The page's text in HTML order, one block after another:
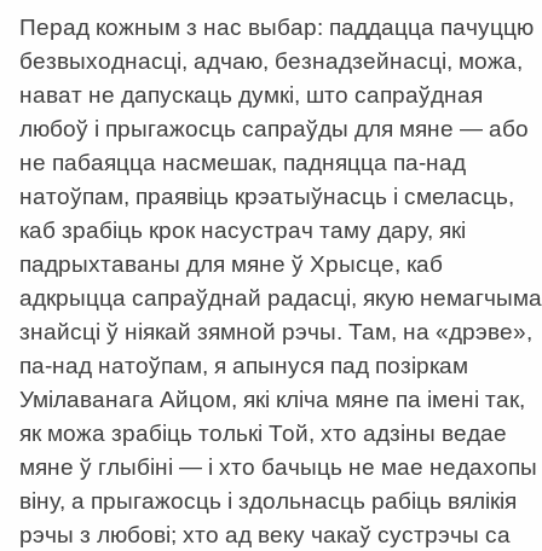
Перад кожным з нас выбар: паддацца пачуццю
безвыходнасці, адчаю, безнадзейнасці, можа,
нават не дапускаць думкі, што сапраўдная
любоў і прыгажосць сапраўды для мяне — або
не пабаяцца насмешак, падняцца па-над
натоўпам, праявіць крэатыўнасць і смеласць,
каб зрабіць крок насустрач таму дару, які
падрыхтаваны для мяне ў Хрысце, каб
адкрыцца сапраўднай радасці, якую немагчыма
знайсці ў ніякай зямной рэчы. Там, на «дрэве»,
па-над натоўпам, я апынуся пад позіркам
Умілаванага Айцом, які кліча мяне па імені так,
як можа зрабіць толькі Той, хто адзіны ведае
мяне ў глыбіні — і хто бачыць не мае недахопы
віну, а прыгажосць і здольнасць рабіць вялікія
рэчы з любові; хто ад веку чакаў сустрэчы са